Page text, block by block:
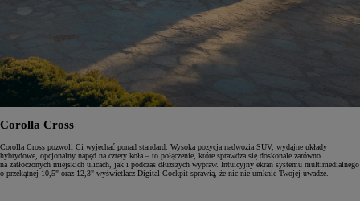
Corolla Cross
Corolla Cross pozwoli Ci wyjechać ponad standard. Wysoka pozycja nadwozia SUV, wydajne układy
hybrydowe, opcjonalny napęd na cztery koła – to połączenie, które sprawdza się doskonale zarówno
na zatłoczonych miejskich ulicach, jak i podczas dłuższych wypraw. Intuicyjny ekran systemu multimedialnego
o przekątnej 10,5" oraz 12,3" wyświetlacz Digital Cockpit sprawią, że nic nie umknie Twojej uwadze.